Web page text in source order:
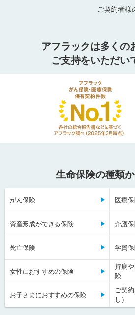
ご契約者様
アフラックは多くの
ご支持をいただい
生命保険の種類
がん保険 医療
資産形成ができる保険 介護
死亡保険 学資
女性におすすめの保険
持病
険
お子さまにおすすめの保険
ご契
し）